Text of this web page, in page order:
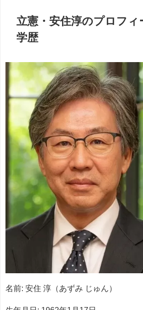
立憲・安住淳のプロフ
学歴
名前: 安住 淳（あずみ じゅん）